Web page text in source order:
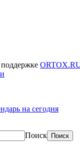
на сегодня
Поиск